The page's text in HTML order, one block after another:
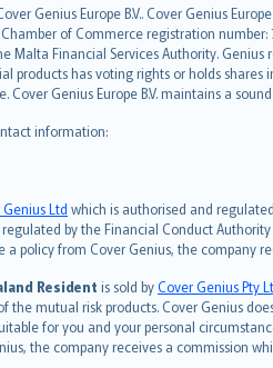
Genius Europe B.V.. Cover Genius
of Commerce registration
Malta Financial Services Authority.
products has voting rights or holds
Genius Europe B.V. maintains a sound
information:
Ltd which is authorised and
by the Financial Conduct
a policy from Cover Genius, the company
Resident is sold byCover Genius Pty
mutual risk products. Cover Genius
for you and your personal
the company receives a commission